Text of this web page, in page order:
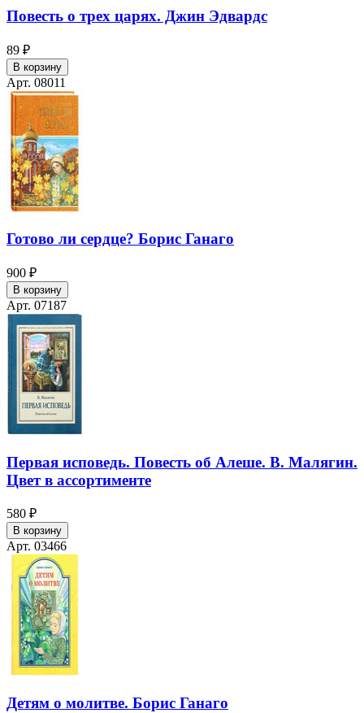
Повесть о трех царях. Джин Эдвардс
89 ₽
В корзину
Арт. 08011
Готово ли сердце? Борис Ганаго
900 ₽
В корзину
Арт. 07187
Первая исповедь. Повесть об Алеше. В. Малягин.
Цвет в ассортименте
580 ₽
В корзину
Арт. 03466
Детям о молитве. Борис Ганаго